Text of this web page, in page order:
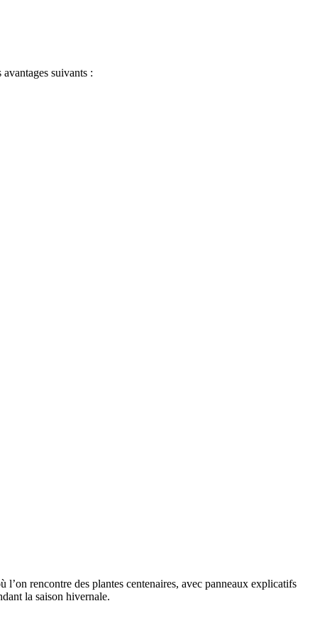
suivants :
rencontre des plantes centenaires, avec panneaux explicatifs
la saison hivernale.